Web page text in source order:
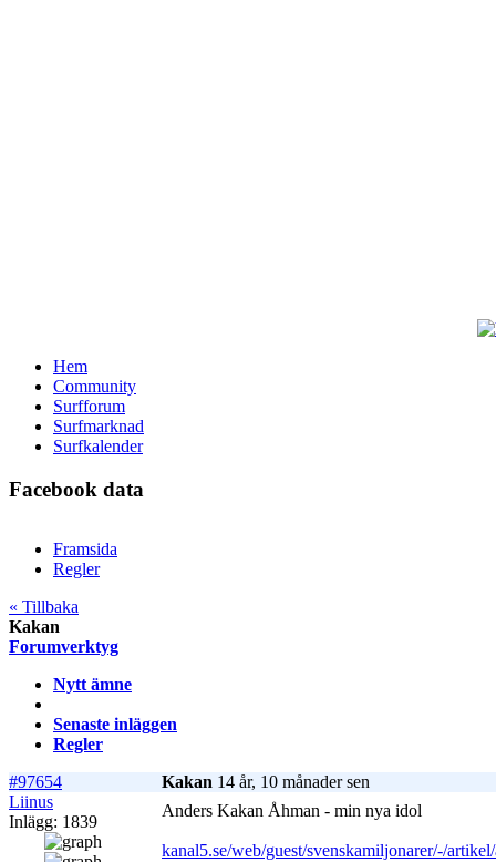
Hem
Community
Surfforum
Surfmarknad
Surfkalender
Facebook data
Framsida
Regler
« Tillbaka
Kakan
Forumverktyg
Nytt ämne
Senaste inläggen
Regler
#97654
Kakan 14 år, 10 månader sen
Liinus
Inlägg: 1839
Anders Kakan Åhman - min nya idol
kanal5.se/web/guest/svenskamiljonarer/-/